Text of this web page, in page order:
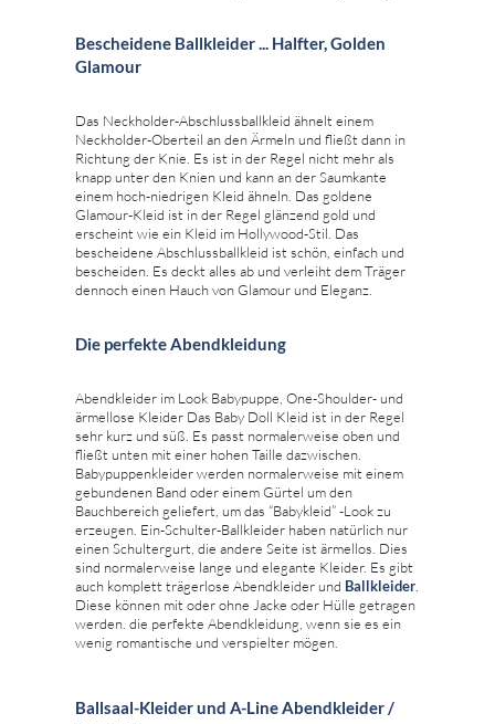
Bescheidene Ballkleider ... Halfter, Golden
Glamour
Das Neckholder-Abschlussballkleid ähnelt einem
Neckholder-Oberteil an den Ärmeln und fließt dann in
Richtung der Knie. Es ist in der Regel nicht mehr als
knapp unter den Knien und kann an der Saumkante
einem hoch-niedrigen Kleid ähneln. Das goldene
Glamour-Kleid ist in der Regel glänzend gold und
erscheint wie ein Kleid im Hollywood-Stil. Das
bescheidene Abschlussballkleid ist schön, einfach und
bescheiden. Es deckt alles ab und verleiht dem Träger
dennoch einen Hauch von Glamour und Eleganz.
Die perfekte Abendkleidung
Abendkleider im Look Babypuppe, One-Shoulder- und
ärmellose Kleider Das Baby Doll Kleid ist in der Regel
sehr kurz und süß. Es passt normalerweise oben und
fließt unten mit einer hohen Taille dazwischen.
Babypuppenkleider werden normalerweise mit einem
gebundenen Band oder einem Gürtel um den
Bauchbereich geliefert, um das “Babykleid” -Look zu
erzeugen. Ein-Schulter-Ballkleider haben natürlich nur
einen Schultergurt, die andere Seite ist ärmellos. Dies
sind normalerweise lange und elegante Kleider. Es gibt
auch komplett trägerlose Abendkleider und Ballkleider
Diese können mit oder ohne Jacke oder Hülle getragen
werden. die perfekte Abendkleidung, wenn sie es ein
wenig romantische und verspielter mögen.
Ballsaal-Kleider und A-Line Abendkleider /